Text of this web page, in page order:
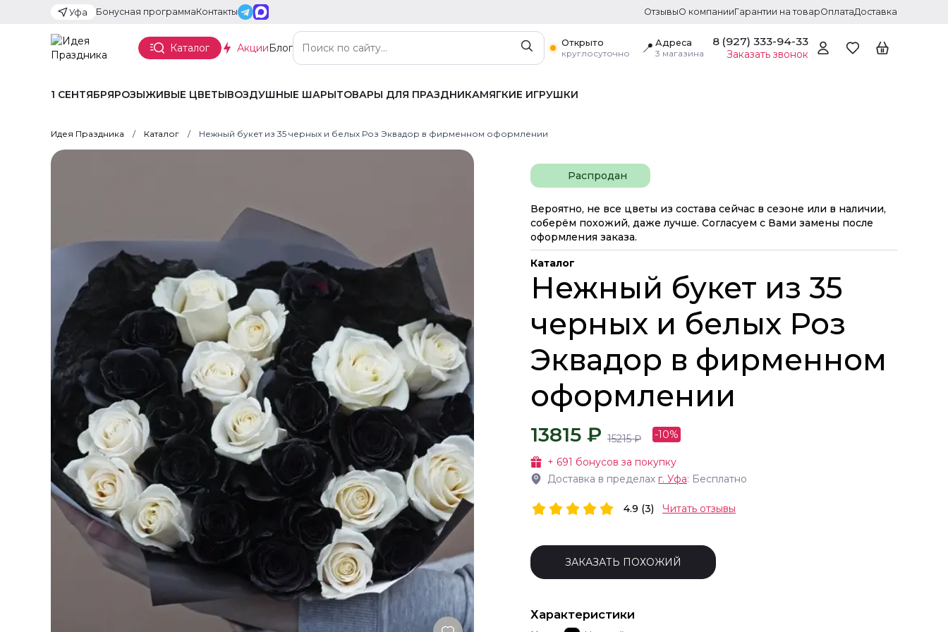
Уфа Бонусная программаКонтакты ОтзывыО компанииГарантии на товарОплатаДоставка
Каталог АкцииБлог
Открыто
круглосуточно
📍 Адреса
3 магазина
8 (927) 333-94-33
Заказать звонок
1 СЕНТЯБРЯРОЗЫЖИВЫЕ ЦВЕТЫВОЗДУШНЫЕ ШАРЫТОВАРЫ ДЛЯ ПРАЗДНИКАМЯГКИЕ ИГРУШКИ
Идея Праздника Каталог Нежный букет из 35 черных и белых Роз Эквадор в фирменном оформлении
Распродан
Вероятно, не все цветы из состава сейчас в сезоне или в наличии,
соберём похожий, даже лучше. Согласуем с Вами замены после
оформления заказа.
Каталог
Нежный букет из 35
черных и белых Роз
Эквадор в фирменном
оформлении
13815 ₽ 15215₽ -10%
+ 691 бонусов за покупку
Доставка в пределах г. Уфа: Бесплатно
4.9 (3) Читать отзывы
ЗАКАЗАТЬ ПОХОЖИЙ
Характеристики